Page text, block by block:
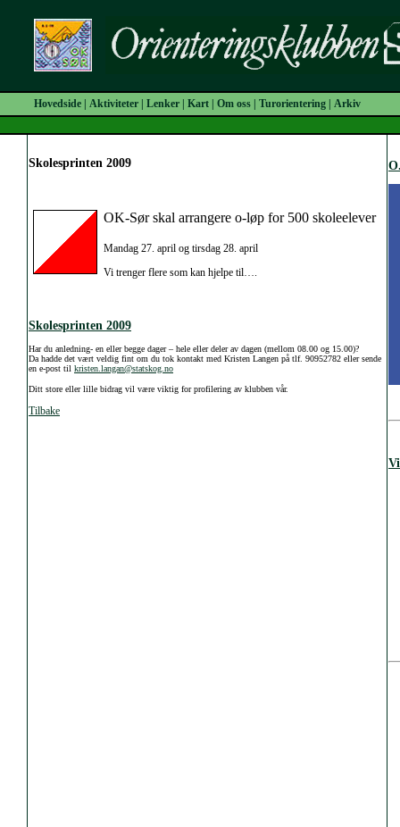
Hovedside Aktiviteter Lenker Kart Om oss Turorientering Arkiv
Skolesprinten 2009
OK-Sør skal arrangere o-løp for 500 skoleelever
Mandag 27. april og tirsdag 28. april
Vi trenger flere som kan hjelpe til….
Skolesprinten 2009
Har du anledning- en eller begge dager – hele eller deler av dagen (mellom 08.00 og 15.00)?
Da hadde det vært veldig fint om du tok kontakt med Kristen Langen på tlf. 90952782 eller sende
en e-post til kristen.langan@statskog.no
Ditt store eller lille bidrag vil være viktig for profilering av klubben vår.
Tilbake